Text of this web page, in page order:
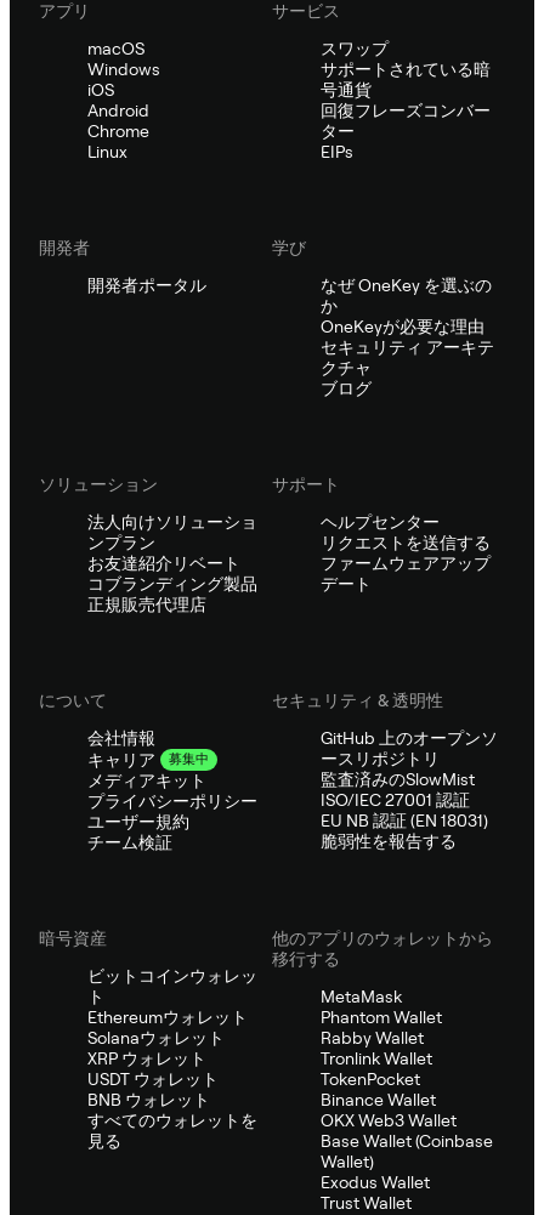
アプリ
macOS
Windows
iOS
Android
Chrome
Linux
サービス
スワップ
サポートされている暗
号通貨
回復フレーズコンバー
ター
EIPs
開発者
開発者ポータル
学び
なぜ OneKey を選ぶの
か
OneKeyが必要な理由
セキュリティ アーキテ
クチャ
ブログ
ソリューション
法人向けソリューショ
ンプラン
お友達紹介リベート
コブランディング製品
正規販売代理店
サポート
ヘルプセンター
リクエストを送信する
ファームウェアアップ
デート
について
会社情報
キャリア
募集中
メディアキット
プライバシーポリシー
ユーザー規約
チーム検証
セキュリティ & 透明性
GitHub 上のオープンソ
ースリポジトリ
監査済みのSlowMist
ISO/IEC 27001 認証
EU NB 認証 (EN 18031)
脆弱性を報告する
暗号資産
ビットコインウォレッ
ト
Ethereumウォレット
Solanaウォレット
XRP ウォレット
USDT ウォレット
BNB ウォレット
すべてのウォレットを
見る
他のアプリのウォレットから
移行する
MetaMask
Phantom Wallet
Rabby Wallet
Tronlink Wallet
TokenPocket
Binance Wallet
OKX Web3 Wallet
Base Wallet (Coinbase
Wallet)
Exodus Wallet
Trust Wallet